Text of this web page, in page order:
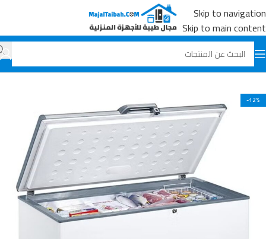
Skip to navigation
Skip to main content
الثلاجات والفريزرات
-12%